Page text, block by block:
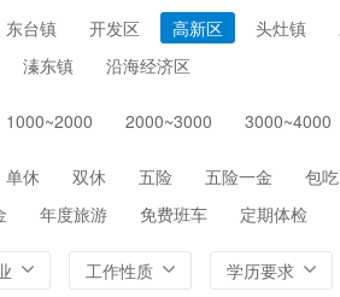
酒店/旅游
公关
广告/会展/咨询
矿产
环保
东台镇 开发区 高新区 头灶镇
溱东镇 沿海经济区
1000~2000 2000~3000 3000~4000
单休 双休 五险 五险一金
包吃
年度旅游 免费班车 定期体检
工作性质 学历要求